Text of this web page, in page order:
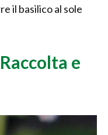
il basilico al sole
e